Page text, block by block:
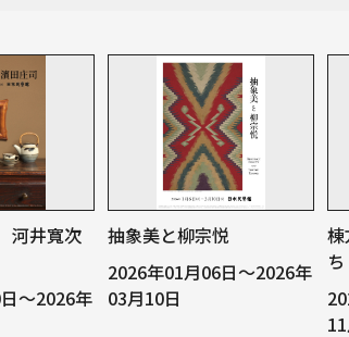
河井寬次
～2026年
抽象美と柳宗悦
2026年01月06日～2026年
03月10日
ち